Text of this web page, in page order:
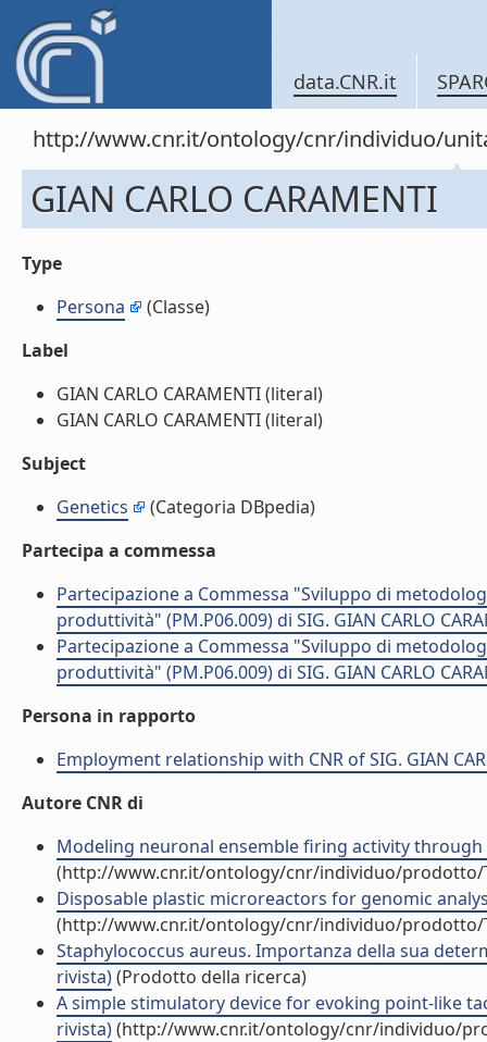
data.CNR.it
http://www.cnr.it/ontology/cnr/individuo/
GIAN CARLO CARAMENTI
Type
Persona
(Classe)
Label
GIAN CARLO CARAMENTI (literal)
GIAN CARLO CARAMENTI (literal)
Subject
Genetics
(Categoria DBpedia)
Partecipa a commessa
Partecipazione a Commessa "Sviluppo di
produttività" (PM.P06.009) di SIG. GIAN CARLO
Partecipazione a Commessa "Sviluppo di
produttività" (PM.P06.009) di SIG. GIAN CARLO
Persona in rapporto
Employment relationship with CNR of SIG. GIAN
Autore CNR di
Modeling neuronal ensemble firing activity
(http://www.cnr.it/ontology/cnr/individuo/prodotto/
Disposable plastic microreactors for genomic
(http://www.cnr.it/ontology/cnr/individuo/prodotto/
Staphylococcus aureus. Importanza della sua
rivista)(Prodotto della ricerca)
A simple stimulatory device for evoking point-like
rivista)(http://www.cnr.it/ontology/cnr/individuo/